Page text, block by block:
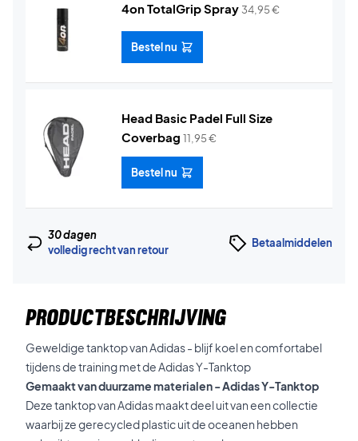
4on TotalGrip Spray 34,95€
Bestel nu
Head Basic Padel Full Size
Coverbag 11,95€
Bestel nu
30 dagen
volledig recht van retour
Betaalmiddelen
PRODUCTBESCHRIJVING
Geweldige tanktop van Adidas - blijf koel en comfortabel
tijdens de training met de Adidas Y-Tanktop
Gemaakt van duurzame materialen - Adidas Y-Tanktop
Deze tanktop van Adidas maakt deel uit van een collectie
waarbij ze gerecycled plastic uit de oceanen hebben